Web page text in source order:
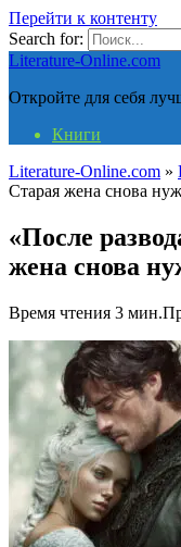
Перейти к контенту
Search for:
Literature-Online.com
Откройте для себя
Книги
Literature-Online.com »
Старая жена снова
«После
жена снова
Время чтения 3 мин.